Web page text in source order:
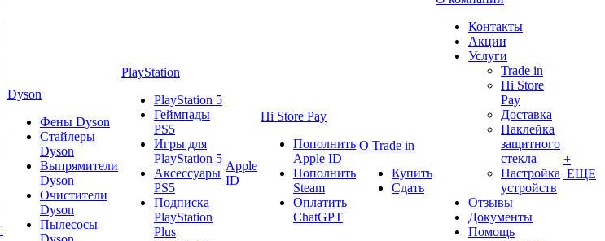
Dyson
Фены Dyson
Стайлеры
Dyson
Выпрямители
Dyson
Очистители
Dyson
Пылесосы
PlayStation
PlayStation 5
Геймпады
PS5
Игры для
PlayStation 5
Аксессуары
PS5
Подписка
PlayStation
Plus
Apple
ID
Hi Store Pay
Пополнить
Apple ID
Пополнить
Steam
Оплатить
ChatGPT
О Trade in
Купить
Сдать
Контакты
Акции
Услуги
Trade in
Hi Store
Pay
Доставка
Наклейка
защитного
стекла
Настройка
устройств
Отзывы
Документы
Помощь
+
ЕЩЕ